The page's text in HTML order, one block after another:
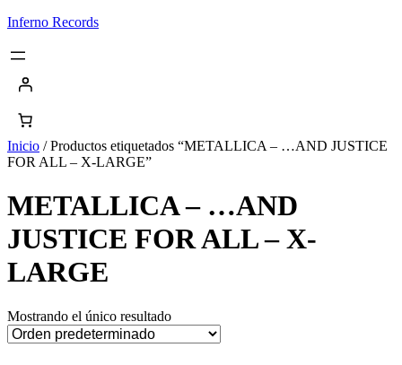
Saltar
contenido
Inferno Records
Inicio / Productos etiquetados “METALLICA – …AND JUSTICE
FOR ALL – X-LARGE”
METALLICA – …AND
JUSTICE FOR ALL – X-
LARGE
Mostrando el único resultado